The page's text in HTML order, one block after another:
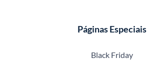
Páginas Especiais
Black Friday